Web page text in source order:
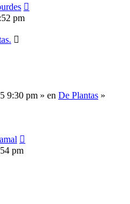
pm
9:30 pm » en De Plantas »
pm